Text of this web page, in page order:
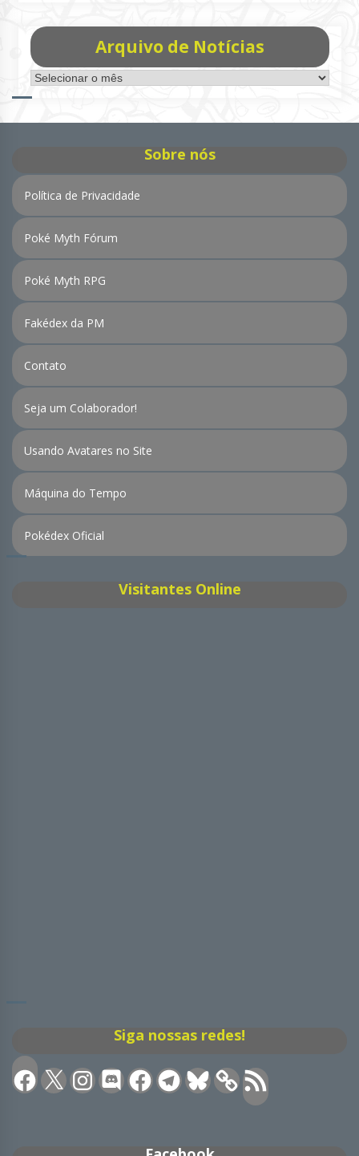
Arquivo de Notícias
Arquivo
de
Sobre nós
Política de Privacidade
Poké Myth Fórum
Poké Myth RPG
Fakédex da PM
Contato
Seja um Colaborador!
Usando Avatares no Site
Máquina do Tempo
Pokédex Oficial
Visitantes Online
Siga nossas redes!
Facebook
X Instagram
DiscordFacebookTelegramBluesky Feed
RSS